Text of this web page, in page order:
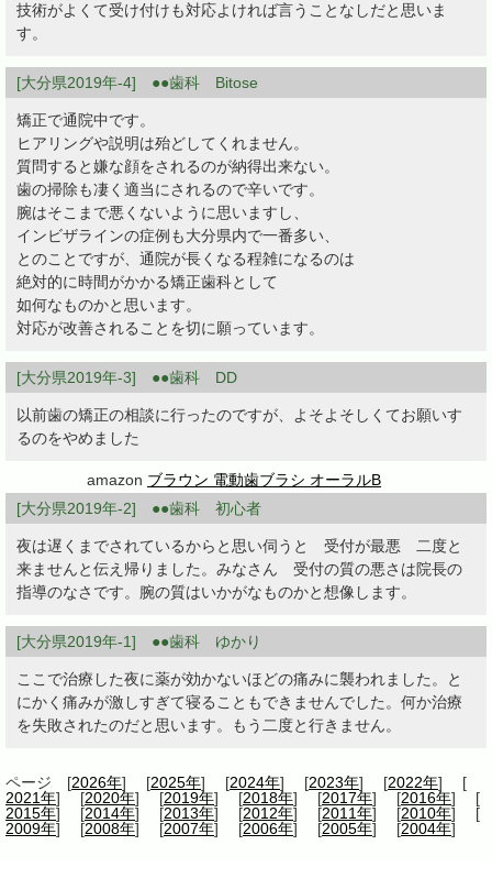
技術がよくて受け付けも対応よければ言うことなしだと思いま
す。
[大分県2019年-4] ●●歯科 Bitose
矯正で通院中です。
ヒアリングや説明は殆どしてくれません。
質問すると嫌な顔をされるのが納得出来ない。
歯の掃除も凄く適当にされるので辛いです。
腕はそこまで悪くないように思いますし、
インビザラインの症例も大分県内で一番多い、
とのことですが、通院が長くなる程雑になるのは
絶対的に時間がかかる矯正歯科として
如何なものかと思います。
対応が改善されることを切に願っています。
[大分県2019年-3] ●●歯科 DD
以前歯の矯正の相談に行ったのですが、よそよそしくてお願いす
るのをやめました
amazon ブラウン 電動歯ブラシ オーラルB
[大分県2019年-2] ●●歯科 初心者
夜は遅くまでされているからと思い伺うと 受付が最悪 二度と
来ませんと伝え帰りました。みなさん 受付の質の悪さは院長の
指導のなさです。腕の質はいかがなものかと想像します。
[大分県2019年-1] ●●歯科 ゆかり
ここで治療した夜に薬が効かないほどの痛みに襲われました。と
にかく痛みが激しすぎて寝ることもできませんでした。何か治療
を失敗されたのだと思います。もう二度と行きません。
ページ [2026年] [2025年] [2024年] [2023年] [2022年] [
2021年] [2020年] [2019年] [2018年] [2017年] [2016年] [
2015年] [2014年] [2013年] [2012年] [2011年] [2010年] [
2009年] [2008年] [2007年] [2006年] [2005年] [2004年]